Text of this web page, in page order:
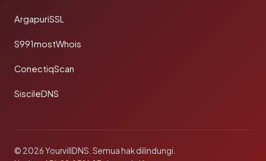
ArgapuriSSL
S991mostWhois
ConectiqScan
SiscileDNS
© 2026 YourvillDNS. Semua hak dilindungi.